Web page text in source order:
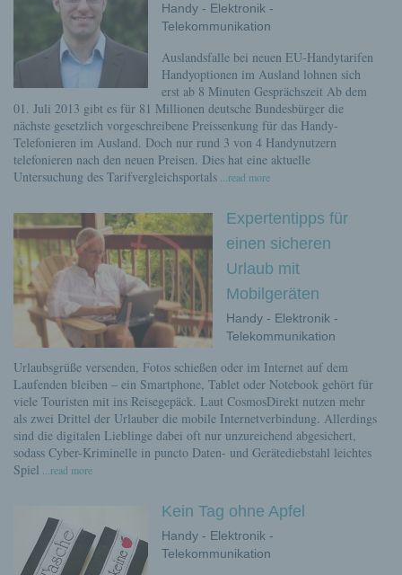
Handy - Elektronik -
Telekommunikation
Auslandsfalle bei neuen EU-Handytarifen
Handyoptionen im Ausland lohnen sich
erst ab 8 Minuten Gesprächszeit Ab dem
01. Juli 2013 gibt es für 81 Millionen deutsche Bundesbürger die
nächste gesetzlich vorgeschreibene Preissenkung für das Handy-
Telefonieren im Ausland. Doch nur rund 3 von 4 Handynutzern
telefonieren nach den neuen Preisen. Dies hat eine aktuelle
Untersuchung des Tarifvergleichsportals ...read more
Expertentipps für
einen sicheren
Urlaub mit
Mobilgeräten
Handy - Elektronik -
Telekommunikation
Urlaubsgrüße versenden, Fotos schießen oder im Internet auf dem
Laufenden bleiben – ein Smartphone, Tablet oder Notebook gehört für
viele Touristen mit ins Reisegepäck. Laut CosmosDirekt nutzen mehr
als zwei Drittel der Urlauber die mobile Internetverbindung. Allerdings
sind die digitalen Lieblinge dabei oft nur unzureichend abgesichert,
sodass Cyber-Kriminelle in puncto Daten- und Gerätediebstahl leichtes
Spiel ...read more
Kein Tag ohne Apfel
Handy - Elektronik -
Telekommunikation